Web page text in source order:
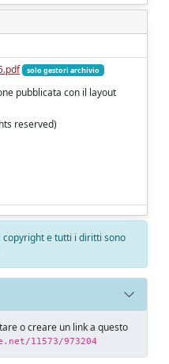
solo gestori archivio
pubblicata con il layout
reserved)
copyright e tutti i diritti sono
o creare un link a questo
11573/973204